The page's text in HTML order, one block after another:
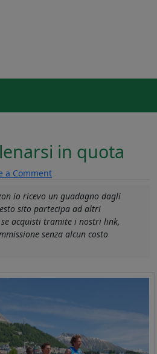
in quota
a Comment
io ricevo un guadagno dagli
sito partecipa ad altri
acquisti tramite i nostri link,
senza alcun costo